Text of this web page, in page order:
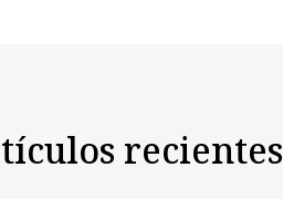
recientes